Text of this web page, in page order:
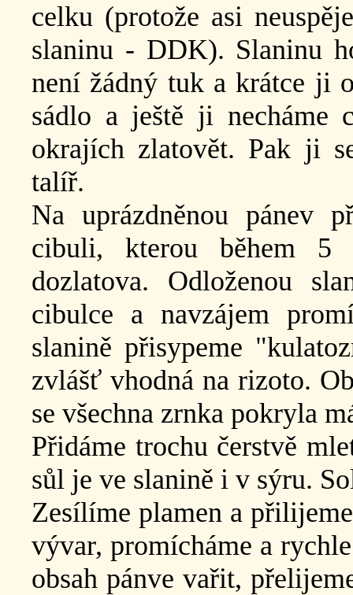
celku (protože asi
slaninu - DDK). Slaninu
není žádný tuk a krátce ji
sádlo a ještě ji necháme
okrajích zlatovět. Pak ji
talíř.
Na uprázdněnou pánev
cibuli, kterou během 5
dozlatova. Odloženou
cibulce a navzájem
slanině přisypeme
zvlášť vhodná na rizoto.
se všechna zrnka pokryla
Přidáme trochu čerstvě
sůl je ve slanině i v sýru.
Zesílíme plamen a
vývar, promícháme a
obsah pánve vařit,